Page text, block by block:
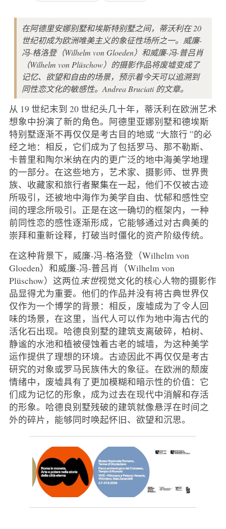
在阿德里安娜别墅和埃斯特别墅之间，蒂沃利在 20
世纪初成为欧洲唯美主义的象征性场所之一。威廉-
冯-格洛登（Wilhelm von Gloeden）和威廉-冯-普吕肖
（Wilhelm von Plüschow）的摄影作品将废墟变成了
记忆、欲望和自由的场景，预示着今天可以追溯到
同性恋文化的敏感性。Andrea Bruciati 的文章。
从 19 世纪末到 20 世纪头几十年，蒂沃利在欧洲艺术
想象中扮演了新的角色。阿德里亚娜别墅和德埃斯
特别墅逐渐不再仅仅是考古目的地或 “大旅行 ”的必
经之地：相反，它们成为了包括罗马、那不勒斯、
卡普里和陶尔米纳在内的更广泛的地中海美学地理
的一部分。在这些地方，艺术家、摄影师、世界贵
族、收藏家和旅行者聚集在一起，他们不仅被古迹
所吸引，还被地中海作为美学自由、忧郁和感性空
间的理念所吸引。正是在这一确切的框架内，一种
前同性恋的感性逐渐形成，它能够通过对古典美的
崇拜和重新诠释，打破当时僵化的资产阶级传统。
在这种背景下，威廉-冯-格洛登（Wilhelm von
Gloeden）和威廉-冯-普吕肖（Wilhelm von
Plüschow）这两位末世视觉文化的核心人物的摄影作
品显得尤为重要。他们的作品并没有将古典世界仅
仅作为一个博学的背景：相反，废墟成为了令人回
味的场景，在这里，当代人可以作为地中海古代的
活化石出现。哈德良别墅的建筑支离破碎，柏树、
静谧的水池和植被侵蚀着古老的城墙，为这种美学
运作提供了理想的环境。古迹因此不再仅仅是考古
研究的对象或罗马民族伟大的象征。在欧洲的颓废
情绪中，废墟具有了更加模糊和暗示性的价值：它
们成为记忆的形象，成为过去在现代中消解和存活
的形象。哈德良别墅残破的建筑就像悬浮在时间之
外的碎片，能够同时唤起怀旧、欲望和沉思。